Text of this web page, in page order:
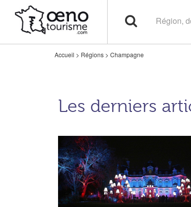
Accueil > Régions > Champagne
Les derniers